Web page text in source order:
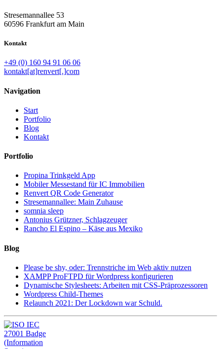
Stresemannallee 53
60596 Frankfurt am Main
Kontakt
+49 (0) 160 94 91 06 06
kontakt[at]renvert[.]com
Navigation
Start
Portfolio
Blog
Kontakt
Portfolio
Propina Trinkgeld App
Mobiler Messestand für IC Immobilien
Renvert QR Code Generator
Stresemannallee: Main Zuhause
somnia sleep
Antonius Grützner, Schlagzeuger
Rancho El Espino – Käse aus Mexiko
Blog
Please be shy, oder: Trennstriche im Web aktiv nutzen
XAMPP ProFTPD für Wordpress konfigurieren
Dynamische Stylesheets: Arbeiten mit CSS-Präprozessoren
Wordpress Child-Themes
Relaunch 2021: Der Lockdown war Schuld.